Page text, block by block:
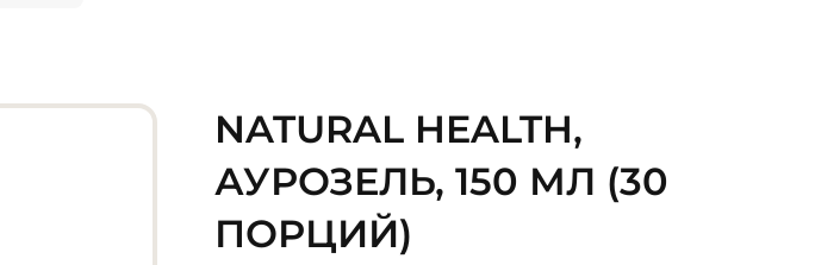
NATURAL HEALTH,
АУРОЗЕЛЬ, 150 МЛ (30
ПОРЦИЙ)